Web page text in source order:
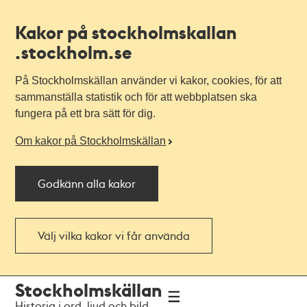
Kakor på stockholmskallan
.stockholm.se
På Stockholmskällan använder vi kakor, cookies, för att
sammanställa statistik och för att webbplatsen ska
fungera på ett bra sätt för dig.
Om kakor på Stockholmskällan
Godkänn alla kakor
Välj vilka kakor vi får använda
navigationen
huvudinnehållet
Stockholmskällan